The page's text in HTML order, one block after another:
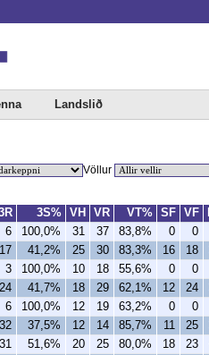
Landslið
Völlur
3S% VH VR VT% SF VF
6 100,0% 31 37 83,8% 0 0
17 41,2% 25 30 83,3% 16 18
3 100,0% 10 18 55,6% 0 0
24 41,7% 18 29 62,1% 12 24
6 100,0% 12 19 63,2% 0 0
32 37,5% 12 14 85,7% 11 25
31 51,6% 20 25 80,0% 18 23